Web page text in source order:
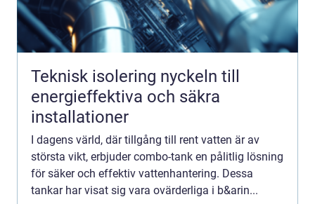
Teknisk isolering nyckeln till
energieffektiva och säkra
installationer
I dagens värld, där tillgång till rent vatten är av
största vikt, erbjuder combo-tank en pålitlig lösning
för säker och effektiv vattenhantering. Dessa
tankar har visat sig vara ovärderliga i b&arin...